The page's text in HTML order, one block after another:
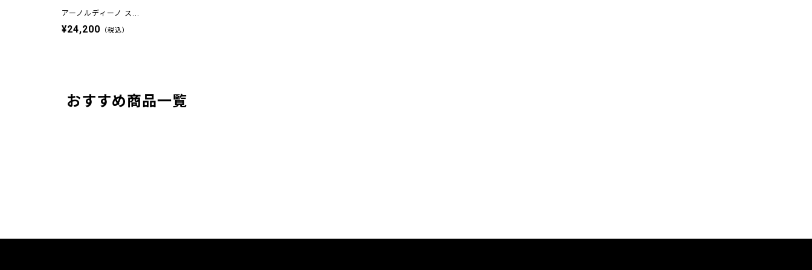
アーノルディーノ ス...
¥24,200 （税込）
おすすめ商品一覧